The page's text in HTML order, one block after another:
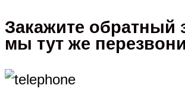
Закажите обратный
мы тут же